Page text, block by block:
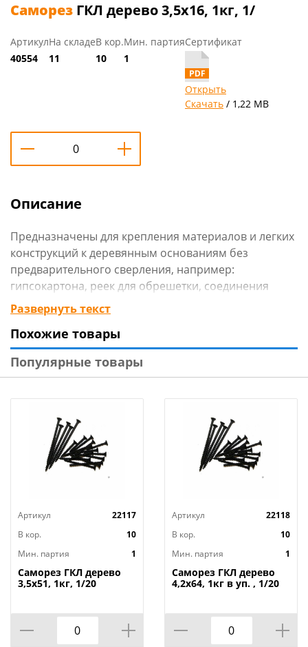
Саморез ГКЛ дерево 3,5х16, 1кг, 1/
Артикул
40554
На складе
11
В кор.
10
Мин. партия
1
Сертификат
Открыть
Скачать / 1,22 MB
Описание
Предназначены для крепления материалов и легких
конструкций к деревянным основаниям без
предварительного сверления, например:
гипсокартона, реек для обрешетки, соединения
деревянных деталей и др.
Саморезы имеют потайную головку с
крестообразным шлицем PH2, острый наконечник и
редкую резьбу. Производятся из углеродистой стали
с последующим оксидированием для защиты от
Технические характеристики
Тип: Саморез ГКЛ
Фасовка, кг: 1
Диаметр, мм: 3,5
Бренд: Fixer
Страна изготовитель: Россия
Развернуть текст
Похожие товары
Популярные товары
Артикул
22117
В кор.
10
Мин. партия
1
Саморез ГКЛ дерево
3,5х51, 1кг, 1/20
Артикул
22118
В кор.
10
Мин. партия
1
Саморез ГКЛ дерево
4,2х64, 1кг в уп. , 1/20